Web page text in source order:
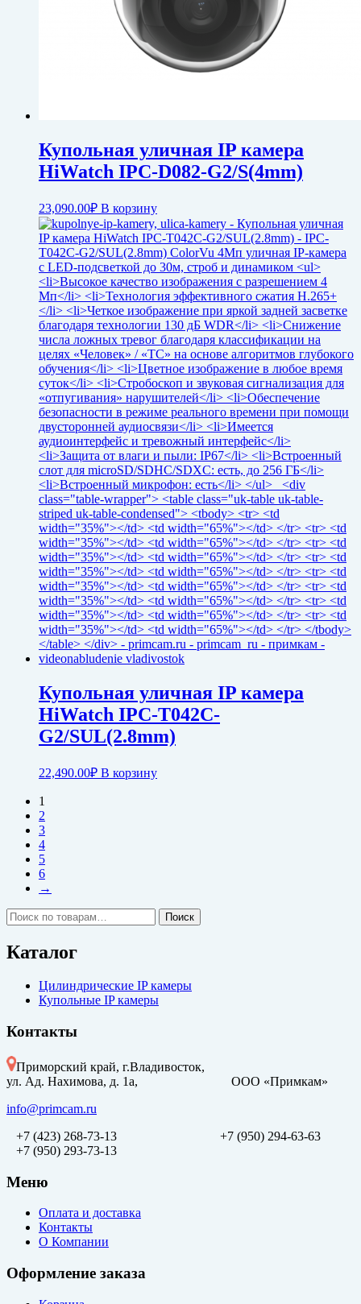
Купольная уличная IP камера
HiWatch IPC-D082-G2/S(4mm)
23,090.00₽ В корзину
Купольная уличная IP камера
HiWatch IPC-T042C-
G2/SUL(2.8mm)
22,490.00₽ В корзину
1
2
3
4
5
6
→
Искать:
Поиск
Каталог
Цилиндрические IP камеры
Купольные IP камеры
Контакты
Приморский край, г.Владивосток,
ул. Ад. Нахимова, д. 1а, ООО «Примкам»
info@primcam.ru
+7 (423) 268-73-13
+7 (950) 294-63-63
+7 (950) 293-73-13
Меню
Оплата и доставка
Контакты
О Компании
Оформление заказа